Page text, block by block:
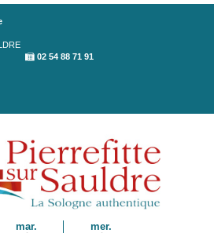
02 54 88 71 91
mar. mer.